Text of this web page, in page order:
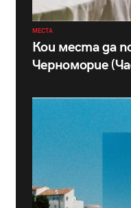
МЕСТА
Кои места да
Черноморие